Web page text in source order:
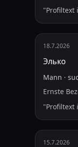
"Profiltext
18.7.2026
Элько
Mann ·
Ernste
"Profiltext
15.7.2026